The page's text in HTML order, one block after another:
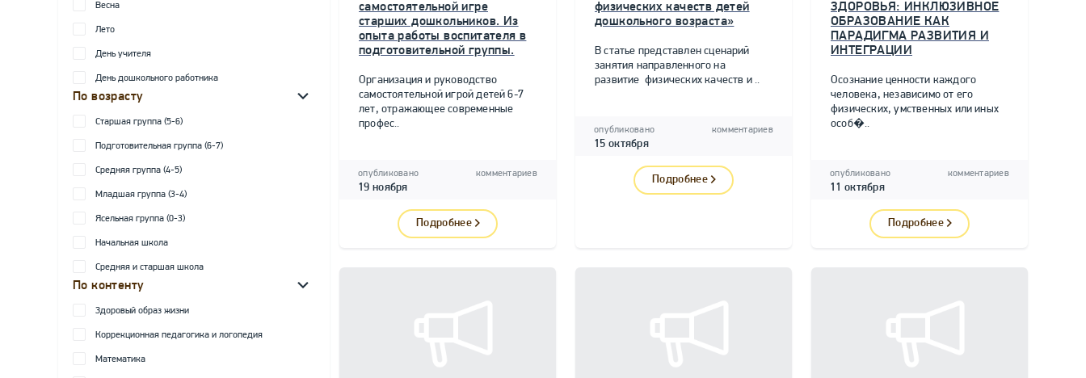
Весна
Лето
День учителя
День дошкольного работника
По возрасту
Старшая группа (5-6)
Подготовительная группа (6-7)
Средняя группа (4-5)
Младшая группа (3-4)
Ясельная группа (0-3)
Начальная школа
Средняя и старшая школа
По контенту
Здоровый образ жизни
Коррекционная педагогика и логопедия
Математика
самостоятельной игре
старших дошкольников. Из
опыта работы воспитателя в
подготовительной группы.
Организация и руководство
самостоятельной игрой детей 6-7
лет, отражающее современные
профес..
опубликовано
19 ноября
комментариев
Подробнее
физических качеств детей
дошкольного возраста»
В статье представлен сценарий
занятия направленного на
развитие физических качеств и ..
опубликовано
15 октября
комментариев
Подробнее
ЗДОРОВЬЯ: ИНКЛЮЗИВНОЕ
ОБРАЗОВАНИЕ КАК
ПАРАДИГМА РАЗВИТИЯ И
ИНТЕГРАЦИИ
Осознание ценности каждого
человека, независимо от его
физических, умственных или иных
особ�..
опубликовано
11 октября
комментариев
Подробнее